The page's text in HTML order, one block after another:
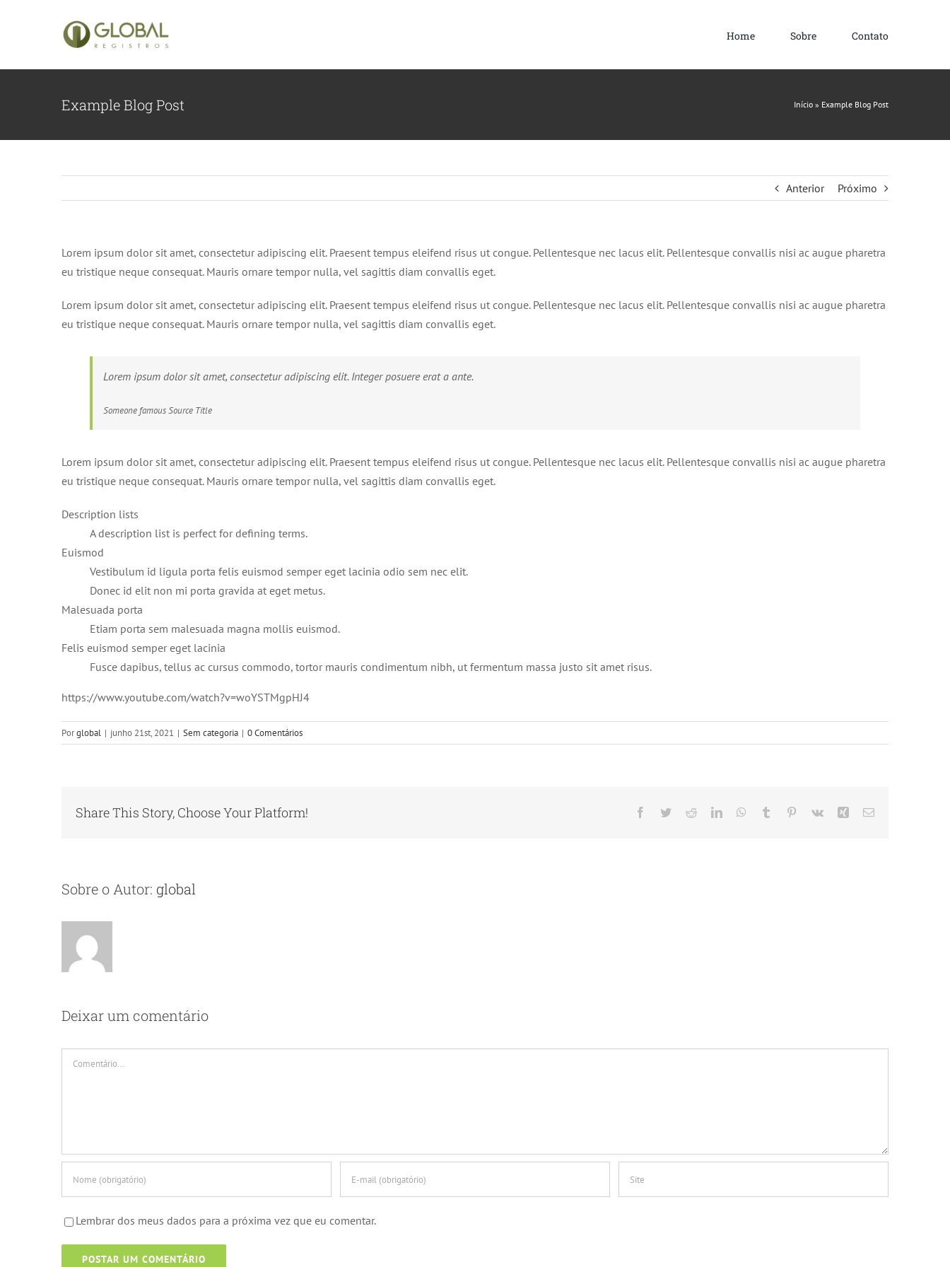
conteúdo
Home Sobre Contato
Example Blog Post Início » Example Blog Post
Anterior Próximo
Lorem ipsum dolor sit amet, consectetur adipiscing elit. Praesent tempus eleifend risus ut congue. Pellentesque nec lacus elit. Pellentesque convallis nisi ac augue pharetra
eu tristique neque consequat. Mauris ornare tempor nulla, vel sagittis diam convallis eget.
Lorem ipsum dolor sit amet, consectetur adipiscing elit. Praesent tempus eleifend risus ut congue. Pellentesque nec lacus elit. Pellentesque convallis nisi ac augue pharetra
eu tristique neque consequat. Mauris ornare tempor nulla, vel sagittis diam convallis eget.
Lorem ipsum dolor sit amet, consectetur adipiscing elit. Integer posuere erat a ante.
Someone famousSource Title
Lorem ipsum dolor sit amet, consectetur adipiscing elit. Praesent tempus eleifend risus ut congue. Pellentesque nec lacus elit. Pellentesque convallis nisi ac augue pharetra
eu tristique neque consequat. Mauris ornare tempor nulla, vel sagittis diam convallis eget.
Description lists
A description list is perfect for defining terms.
Euismod
Vestibulum id ligula porta felis euismod semper eget lacinia odio sem nec elit.
Donec id elit non mi porta gravida at eget metus.
Malesuada porta
Etiam porta sem malesuada magna mollis euismod.
Felis euismod semper eget lacinia
Fusce dapibus, tellus ac cursus commodo, tortor mauris condimentum nibh, ut fermentum massa justo sit amet risus.
https://www.youtube.com/watch?v=woYSTMgpHJ4
Porglobal | junho 21st, 2021 | Sem categoria | 0 Comentários
Share This Story, Choose Your Platform! Facebook
TwitterRedditLinkedInWhatsApp
Tumblr Pinterest
Vk Xing E-
Sobre o Autor: global
Deixar um comentário
Comentário
Lembrar dos meus dados para a próxima vez que eu comentar.